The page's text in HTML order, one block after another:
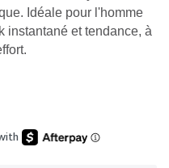
Idéale pour l'homme
instantané et tendance, à